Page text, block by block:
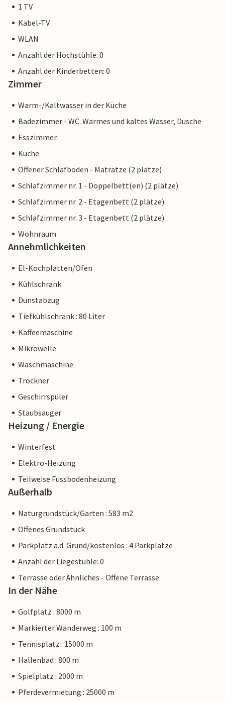
1 TV
Kabel-TV
WLAN
Anzahl der Hochstühle: 0
Anzahl der Kinderbetten: 0
Zimmer
Warm-/Kaltwasser in der Küche
Badezimmer - WC. Warmes und kaltes Wasser, Dusche
Esszimmer
Küche
Offener Schlafboden - Matratze (2 plätze)
Schlafzimmer nr. 1 - Doppelbett(en) (2 plätze)
Schlafzimmer nr. 2 - Etagenbett (2 plätze)
Schlafzimmer nr. 3 - Etagenbett (2 plätze)
Wohnraum
Annehmlichkeiten
El-Kochplatten/Ofen
Kühlschrank
Dunstabzug
Tiefkühlschrank : 80 Liter
Kaffeemaschine
Mikrowelle
Waschmaschine
Trockner
Geschirrspüler
Staubsauger
Heizung / Energie
Winterfest
Elektro-Heizung
Teilweise Fussbodenheizung
Außerhalb
Naturgrundstück/Garten : 583 m2
Offenes Grundstück
Parkplatz a.d. Grund/kostenlos : 4 Parkplätze
Anzahl der Liegestühle: 0
Terrasse oder Ähnliches - Offene Terrasse
In der Nähe
Golfplatz : 8000 m
Markierter Wanderweg : 100 m
Tennisplatz : 15000 m
Hallenbad : 800 m
Spielplatz : 2000 m
Pferdevermietung : 25000 m